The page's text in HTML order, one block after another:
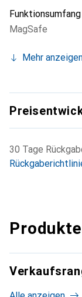
Funktionsumfang
MagSafe
Mehr
30 Tage